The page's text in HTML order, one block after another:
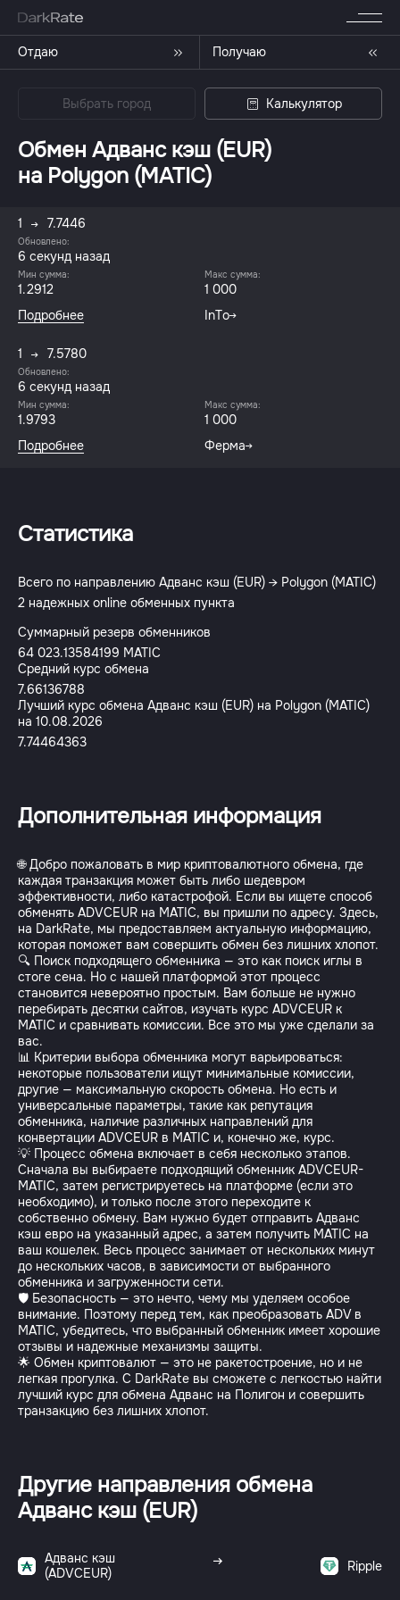
Отдаю Получаю
Выбрать город Калькулятор
Обмен Адванс кэш (EUR)
на Polygon (MATIC)
1 7.7446
Обновлено:
6 секунд назад
Мин сумма:
1.2912
Макс сумма:
1 000
Подробнее
InTo
1 7.5780
Обновлено:
6 секунд назад
Мин сумма:
1.9793
Макс сумма:
1 000
Подробнее
Ферма
Статистика
Всего по направлению Адванс кэш (EUR) → Polygon (MATIC)
2 надежных online обменных пункта
Суммарный резерв обменников
64 023.13584199 MATIC
Средний курс обмена
7.66136788
Лучший курс обмена Адванс кэш (EUR) на Polygon (MATIC)
на 10.08.2026
7.74464363
Дополнительная информация
🌐 Добро пожаловать в мир криптовалютного обмена, где
каждая транзакция может быть либо шедевром
эффективности, либо катастрофой. Если вы ищете способ
обменять ADVCEUR на MATIC, вы пришли по адресу. Здесь,
на DarkRate, мы предоставляем актуальную информацию,
которая поможет вам совершить обмен без лишних хлопот.
🔍 Поиск подходящего обменника — это как поиск иглы в
стоге сена. Но с нашей платформой этот процесс
становится невероятно простым. Вам больше не нужно
перебирать десятки сайтов, изучать курс ADVCEUR к
MATIC и сравнивать комиссии. Все это мы уже сделали за
вас.
📊 Критерии выбора обменника могут варьироваться:
некоторые пользователи ищут минимальные комиссии,
другие — максимальную скорость обмена. Но есть и
универсальные параметры, такие как репутация
обменника, наличие различных направлений для
конвертации ADVCEUR в MATIC и, конечно же, курс.
💡 Процесс обмена включает в себя несколько этапов.
Сначала вы выбираете подходящий обменник ADVCEUR-
MATIC, затем регистрируетесь на платформе (если это
необходимо), и только после этого переходите к
собственно обмену. Вам нужно будет отправить Адванс
кэш евро на указанный адрес, а затем получить MATIC на
ваш кошелек. Весь процесс занимает от нескольких минут
до нескольких часов, в зависимости от выбранного
обменника и загруженности сети.
🛡️ Безопасность — это нечто, чему мы уделяем особое
внимание. Поэтому перед тем, как преобразовать ADV в
MATIC, убедитесь, что выбранный обменник имеет хорошие
отзывы и надежные механизмы защиты.
🌟 Обмен криптовалют — это не ракетостроение, но и не
легкая прогулка. С DarkRate вы сможете с легкостью найти
лучший курс для обмена Адванс на Полигон и совершить
транзакцию без лишних хлопот.
Другие направления обмена
Адванс кэш (EUR)
Адванс кэш
(ADVCEUR)
Ripple